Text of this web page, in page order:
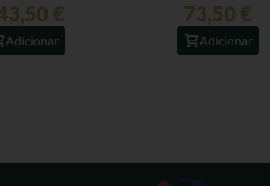
€
Adicionar
73,50 €
Adicionar